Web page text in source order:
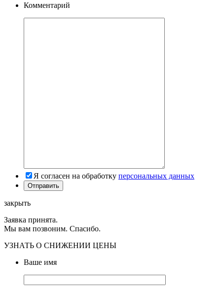
Комментарий
Я согласен на обработку персональных данных
закрыть
Заявка принята.
Мы вам позвоним. Спасибо.
УЗНАТЬ О СНИЖЕНИИ ЦЕНЫ
Ваше имя